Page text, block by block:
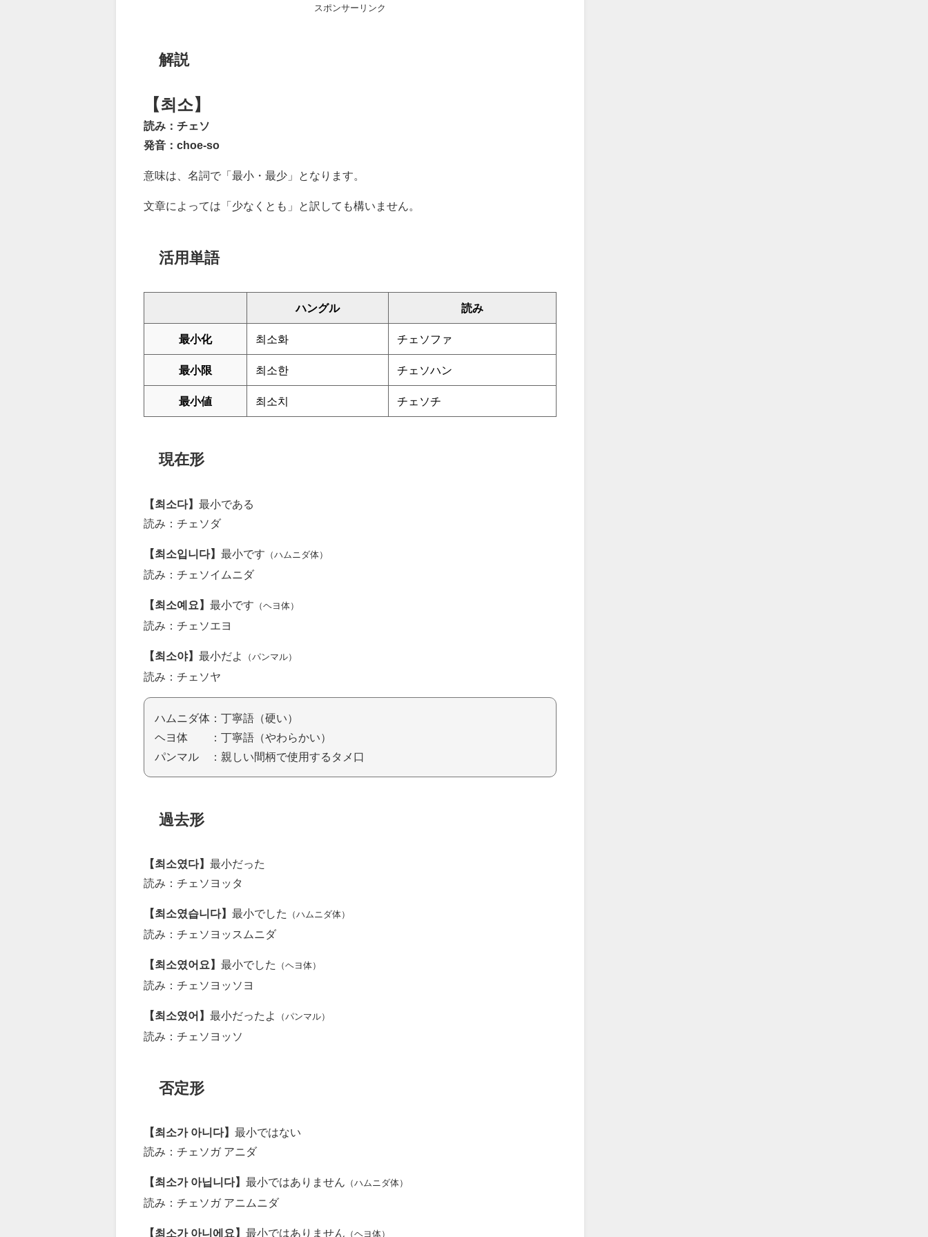
スポンサーリンク
解説
【최소】
読み：チェソ
発音：choe-so
意味は、名詞で「最小・最少」となります。
文章によっては「少なくとも」と訳しても構いません。
活用単語
ハングル 読み
最小化 최소화 チェソファ
最小限 최소한 チェソハン
最小値 최소치 チェソチ
現在形
【최소다】 最小である
読み：チェソダ
【최소입니다】 最小です （ハムニダ体）
読み：チェソイムニダ
【최소예요】 最小です （ヘヨ体）
読み：チェソエヨ
【최소야】 最小だよ （パンマル）
読み：チェソヤ
ハムニダ体：丁寧語（硬い）
ヘヨ体 ：丁寧語（やわらかい）
パンマル ：親しい間柄で使用するタメ口
過去形
【최소였다】 最小だった
読み：チェソヨッタ
【최소였습니다】 最小でした （ハムニダ体）
読み：チェソヨッスムニダ
【최소였어요】 最小でした （ヘヨ体）
読み：チェソヨッソヨ
【최소였어】 最小だったよ （パンマル）
読み：チェソヨッソ
否定形
【최소가 아니다】 最小ではない
読み：チェソガ アニダ
【최소가 아닙니다】 最小ではありません （ハムニダ体）
読み：チェソガ アニムニダ
【최소가 아니에요】 最小ではありません （ヘヨ体）